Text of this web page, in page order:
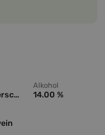
Schraubverschluss
Alkohol
14.00 %